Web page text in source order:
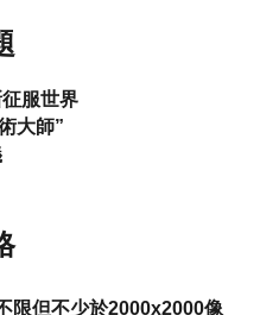
服世界
大師”
限但不少於2000x2000像